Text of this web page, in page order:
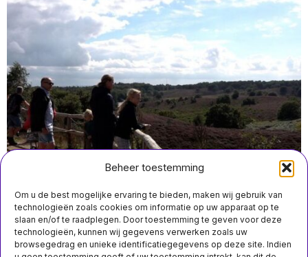
Beheer toestemming
Om u de best mogelijke ervaring te bieden, maken wij gebruik van
technologieën zoals cookies om informatie op uw apparaat op te
slaan en/of te raadplegen. Door toestemming te geven voor deze
technologieën, kunnen wij gegevens verwerken zoals uw
browsegedrag en unieke identificatiegegevens op deze site. Indien
maart 4 19:40
Slagbomen moeten drukte op de Posbank verminderen